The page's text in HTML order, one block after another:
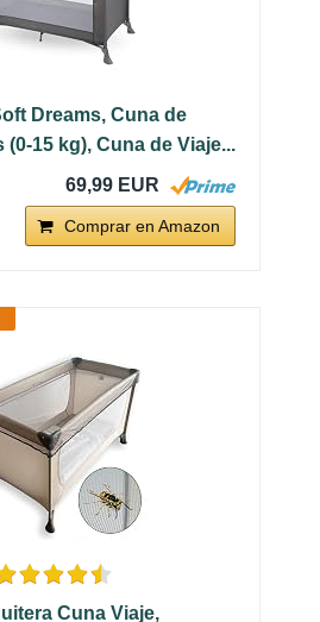
Dreams, Cuna de
(0-15 kg), Cuna de Viaje...
69,99 EUR
Comprar en Amazon
Cuna Viaje,